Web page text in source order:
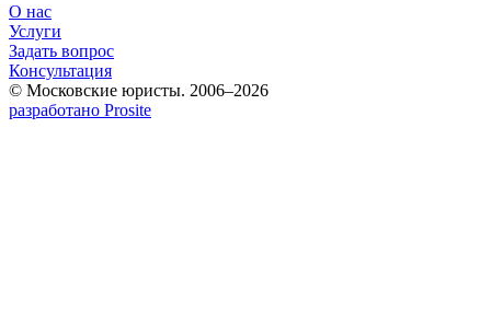
О нас
Услуги
Задать вопрос
Консультация
© Московские юристы. 2006–2026
разработано Prosite